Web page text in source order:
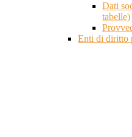
Dati
tabelle)
Enti di diritto